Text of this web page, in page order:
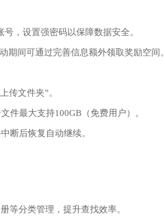
，设置强密码以保障数据安全。
期间可通过完善信息额外领取奖励空间。
传文件夹”。
件最大支持100GB（免费用户）‌。
断后恢复自动继续。
等分类管理，提升查找效率。